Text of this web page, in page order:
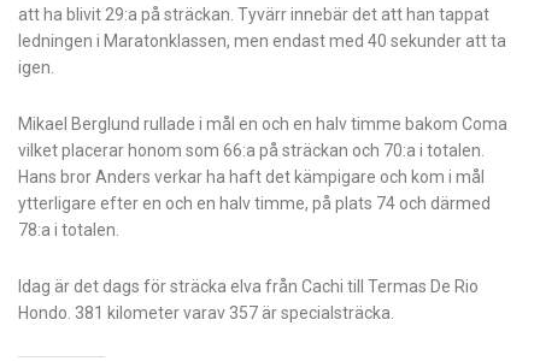
att ha blivit 29:a på sträckan. Tyvärr innebär det att han tappat
ledningen i Maratonklassen, men endast med 40 sekunder att ta
igen.
Mikael Berglund rullade i mål en och en halv timme bakom Coma
vilket placerar honom som 66:a på sträckan och 70:a i totalen.
Hans bror Anders verkar ha haft det kämpigare och kom i mål
ytterligare efter en och en halv timme, på plats 74 och därmed
78:a i totalen.
Idag är det dags för sträcka elva från Cachi till Termas De Rio
Hondo. 381 kilometer varav 357 är specialsträcka.